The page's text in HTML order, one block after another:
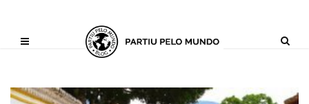
('AI_CONTENT_MARKER_NO_GET_SIDEBAR', true);